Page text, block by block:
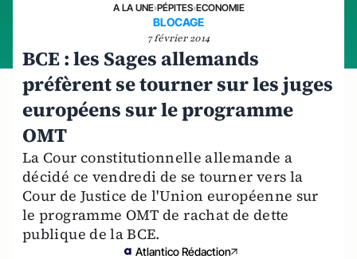
A LA UNE›PÉPITES›ECONOMIE
BLOCAGE
7 février 2014
BCE : les Sages allemands
préfèrent se tourner sur les juges
européens sur le programme
OMT
La Cour constitutionnelle allemande a
décidé ce vendredi de se tourner vers la
Cour de Justice de l'Union européenne sur
le programme OMT de rachat de dette
publique de la BCE.
Atlantico Rédaction